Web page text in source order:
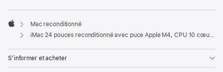
Apple
Mac reconditionné
iMac 24 pouces reconditionné avec puce Apple M4, CPU 10 cœurs et GPU 10 cœurs, Gigabit Ethernet - Rose
S’informer et acheter